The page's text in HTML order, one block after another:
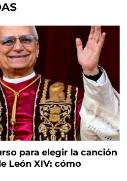
para elegir la canción
León XIV: cómo